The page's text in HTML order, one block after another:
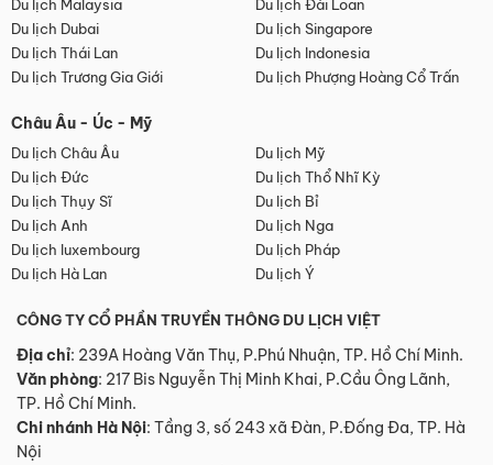
Du lịch Malaysia
Du lịch Đài Loan
Du lịch Dubai
Du lịch Singapore
Du lịch Thái Lan
Du lịch Indonesia
Du lịch Trương Gia Giới
Du lịch Phượng Hoàng Cổ Trấn
Châu Âu - Úc - Mỹ
Du lịch Châu Âu
Du lịch Mỹ
Du lịch Đức
Du lịch Thổ Nhĩ Kỳ
Du lịch Thụy Sĩ
Du lịch Bỉ
Du lịch Anh
Du lịch Nga
Du lịch luxembourg
Du lịch Pháp
Du lịch Hà Lan
Du lịch Ý
CÔNG TY CỔ PHẦN TRUYỀN THÔNG DU LỊCH VIỆT
Địa chỉ: 239A Hoàng Văn Thụ, P.Phú Nhuận, TP. Hồ Chí Minh.
Văn phòng: 217 Bis Nguyễn Thị Minh Khai, P.Cầu Ông Lãnh,
TP. Hồ Chí Minh.
Chi nhánh Hà Nội: Tầng 3, số 243 xã Đàn, P.Đống Đa, TP. Hà
Nội